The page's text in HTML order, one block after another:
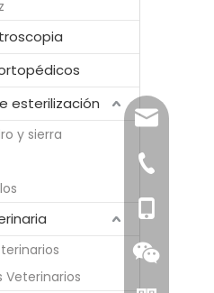
esterilización
y sierra
+86-519-